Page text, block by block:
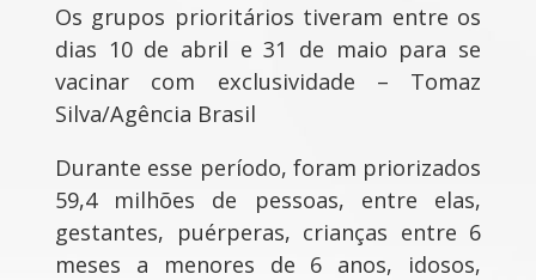
Os grupos prioritários tiveram entre os
dias 10 de abril e 31 de maio para se
vacinar com exclusividade – Tomaz
Silva/Agência Brasil
Durante esse período, foram priorizados
59,4 milhões de pessoas, entre elas,
gestantes, puérperas, crianças entre 6
meses a menores de 6 anos, idosos,